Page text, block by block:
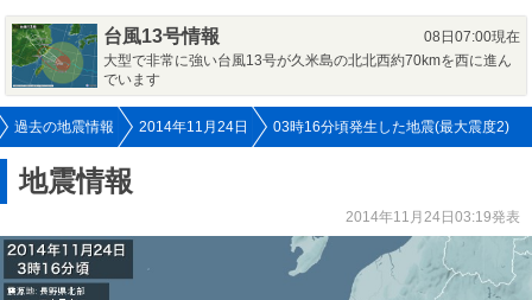
台風13号情報
08日07:00現在
大型で非常に強い台風13号が久米島の北北西約70kmを西に進ん
でいます
過去の地震情報 2014年11月24日 03時16分頃発生した地震(最大震度2)
地震情報
2014年11月24日03:19発表